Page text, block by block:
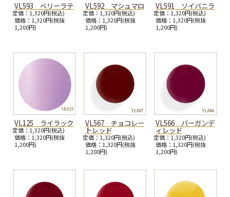
VL593 ベリーラテ
定価：1,320円(税込)
価格：1,320円(税抜
1,200円)
VL592 マシュマロ
定価：1,320円(税込)
価格：1,320円(税抜
1,200円)
VL591 ソイバニラ
定価：1,320円(税込)
価格：1,320円(税抜
1,200円)
VL125 ライラック
定価：1,320円(税込)
価格：1,320円(税抜
1,200円)
VL567 チョコレー
トレッド
定価：1,320円(税込)
価格：1,320円(税抜
1,200円)
VL566 バーガンデ
ィレッド
定価：1,320円(税込)
価格：1,320円(税抜
1,200円)